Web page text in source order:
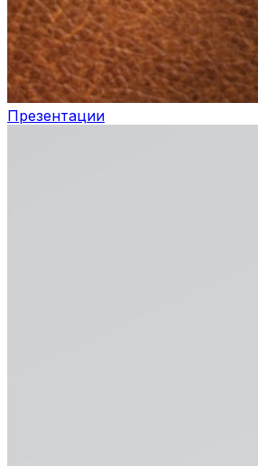
Презентации